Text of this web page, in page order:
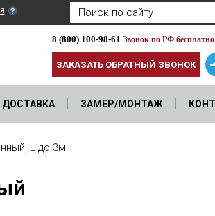
8 (800) 100-98-61 Звонок по РФ бесплатно
ЗАКАЗАТЬ ОБРАТНЫЙ ЗВОНОК
ДОСТАВКА ЗАМЕР/МОНТАЖ
L до 3м